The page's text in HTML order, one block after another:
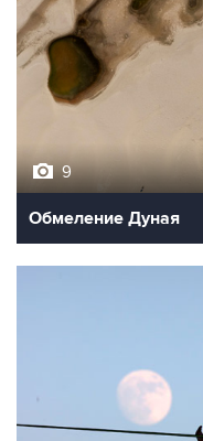
9
Обмеление Дуная